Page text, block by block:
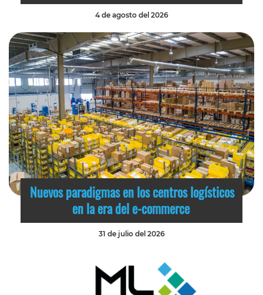
4 de agosto del 2026
Nuevos paradigmas en los centros logísticos
en la era del e-commerce
31 de julio del 2026